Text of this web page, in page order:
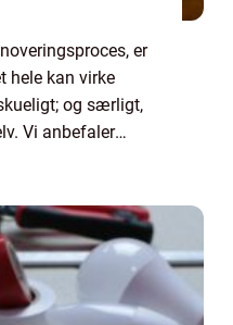
er
hele kan virke
og særligt,
Vi anbefaler